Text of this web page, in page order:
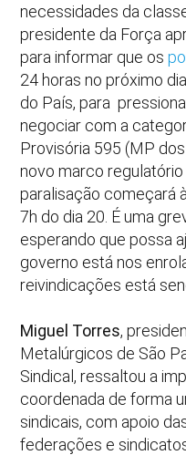
necessidades da
presidente da Força
para informar que os
24 horas no próximo
do País, para
negociar com a
Provisória 595 (MP
novo marco regulatório
paralisação começará
7h do dia 20. É uma
esperando que possa
governo está nos
reivindicações está
Miguel Torres,
Metalúrgicos de São
Sindical, ressaltou a
coordenada de forma
sindicais, com apoio
federações e